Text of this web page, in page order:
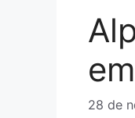
28 de